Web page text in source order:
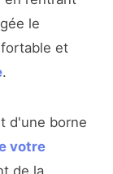
le
et
.
d'une borne
votre